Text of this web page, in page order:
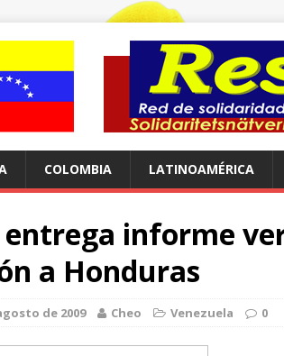
COLOMBIA LATINOAMÉRICA
entrega informe
a Honduras
de 2009 Cheo Venezuela 0